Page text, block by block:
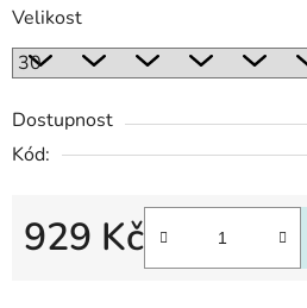
Velikost
Dostupnost
Kód:
929 Kč